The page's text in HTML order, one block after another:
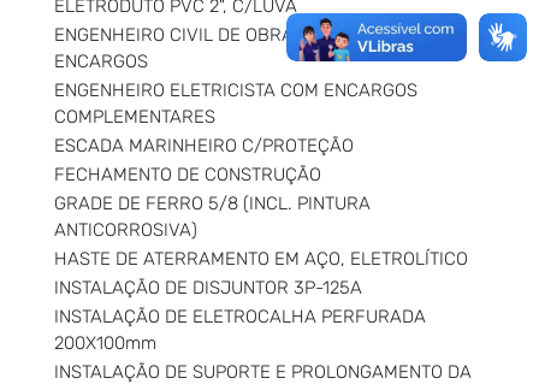
ELETRODUTO PVC 2", C/LUVA
ENGENHEIRO CIVIL DE OBRA JUNIOR COM
ENCARGOS
ENGENHEIRO ELETRICISTA COM ENCARGOS
COMPLEMENTARES
ESCADA MARINHEIRO C/PROTEÇÃO
FECHAMENTO DE CONSTRUÇÃO
GRADE DE FERRO 5/8 (INCL. PINTURA
ANTICORROSIVA)
HASTE DE ATERRAMENTO EM AÇO, ELETROLÍTICO
INSTALAÇÃO DE DISJUNTOR 3P-125A
INSTALAÇÃO DE ELETROCALHA PERFURADA
200X100mm
INSTALAÇÃO DE SUPORTE E PROLONGAMENTO DA